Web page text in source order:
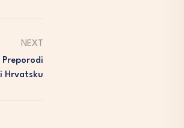
NEXT
Preporodi
Hrvatsku